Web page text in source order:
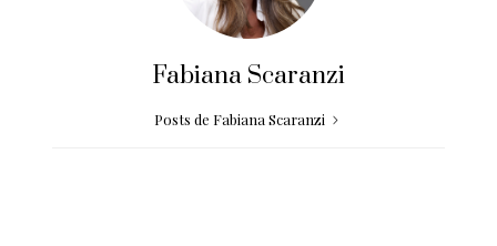
Fabiana Scaranzi
Posts de Fabiana Scaranzi